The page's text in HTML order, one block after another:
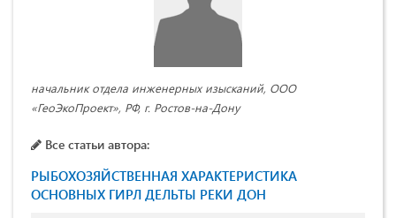
начальник отдела инженерных изысканий, ООО
«ГеоЭкоПроект», РФ, г. Ростов-на-Дону
Все статьи автора:
РЫБОХОЗЯЙСТВЕННАЯ ХАРАКТЕРИСТИКА
ОСНОВНЫХ ГИРЛ ДЕЛЬТЫ РЕКИ ДОН